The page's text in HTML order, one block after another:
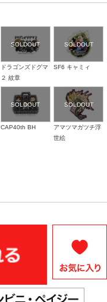
ドラゴンズドグマ
２ 紋章
SF6 キャミィ
CAP40th BH
アマツマガツチ浮
世絵